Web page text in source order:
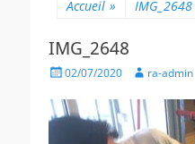
Accueil » IMG_2648
IMG_2648
Posted02/07/2020 Authorra-admin